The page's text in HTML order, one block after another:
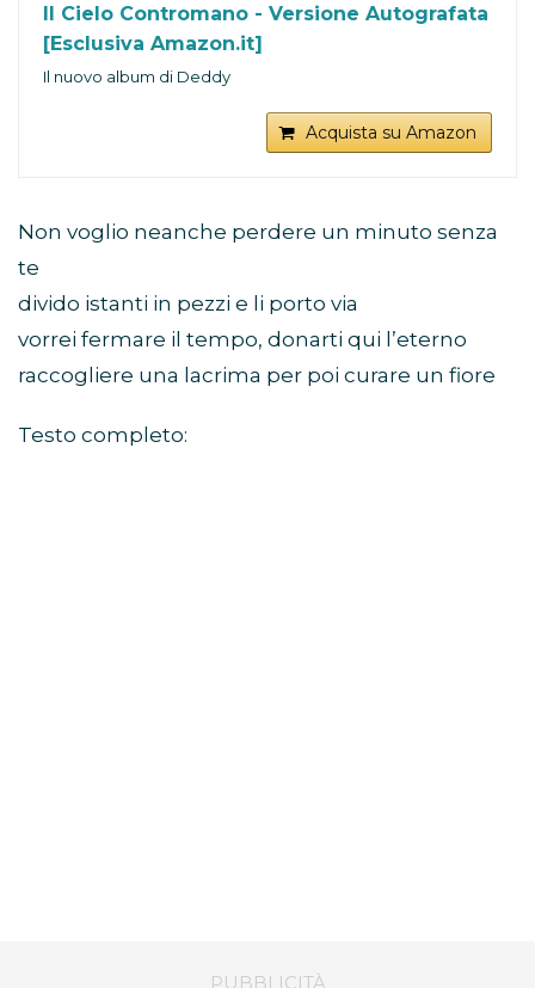
Il Cielo Contromano - Versione Autografata
[Esclusiva Amazon.it]
Il nuovo album di Deddy
Acquista su Amazon
Non voglio neanche perdere un minuto senza
te
divido istanti in pezzi e li porto via
vorrei fermare il tempo, donarti qui l’eterno
raccogliere una lacrima per poi curare un fiore
Testo completo: